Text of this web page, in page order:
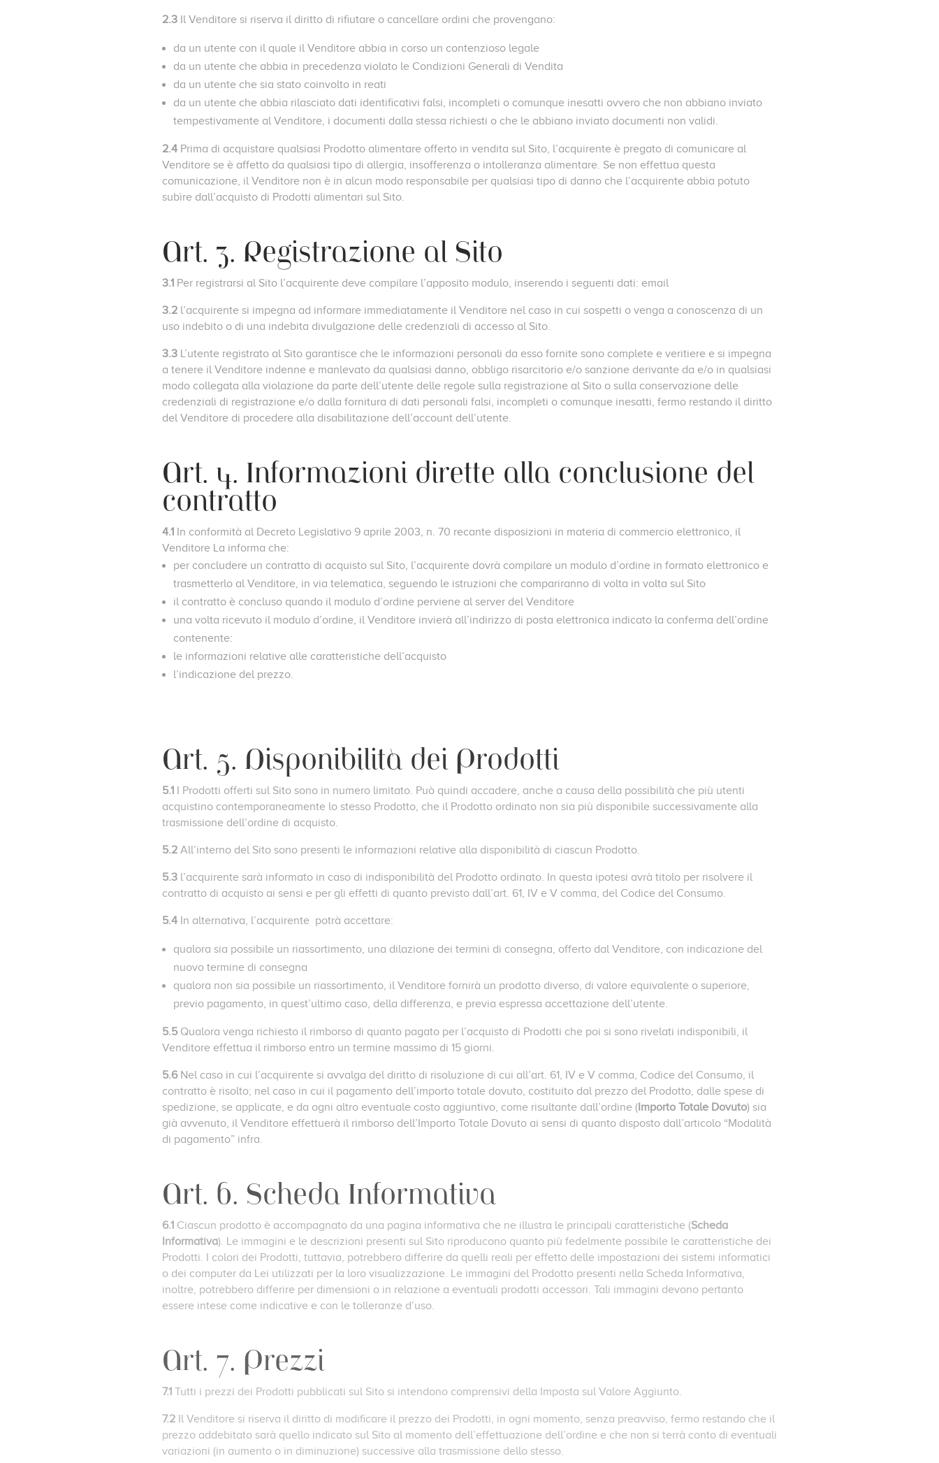
2.3 Il Venditore si riserva il diritto di rifiutare o cancellare ordini che provengano:
da un utente con il quale il Venditore abbia in corso un contenzioso legale
da un utente che abbia in precedenza violato le Condizioni Generali di Vendita
da un utente che sia stato coinvolto in reati
da un utente che abbia rilasciato dati identificativi falsi, incompleti o comunque inesatti ovvero che non abbiano inviato
tempestivamente al Venditore, i documenti dalla stessa richiesti o che le abbiano inviato documenti non validi.
2.4 Prima di acquistare qualsiasi Prodotto alimentare offerto in vendita sul Sito, l’acquirente è pregato di comunicare al
Venditore se è affetto da qualsiasi tipo di allergia, insofferenza o intolleranza alimentare. Se non effettua questa
comunicazione, il Venditore non è in alcun modo responsabile per qualsiasi tipo di danno che l’acquirente abbia potuto
subìre dall’acquisto di Prodotti alimentari sul Sito.
Art. 3. Registrazione al Sito
3.1 Per registrarsi al Sito l’acquirente deve compilare l’apposito modulo, inserendo i seguenti dati: email
3.2 l’acquirente si impegna ad informare immediatamente il Venditore nel caso in cui sospetti o venga a conoscenza di un
uso indebito o di una indebita divulgazione delle credenziali di accesso al Sito.
3.3 L’utente registrato al Sito garantisce che le informazioni personali da esso fornite sono complete e veritiere e si impegna
a tenere il Venditore indenne e manlevato da qualsiasi danno, obbligo risarcitorio e/o sanzione derivante da e/o in qualsiasi
modo collegata alla violazione da parte dell’utente delle regole sulla registrazione al Sito o sulla conservazione delle
credenziali di registrazione e/o dalla fornitura di dati personali falsi, incompleti o comunque inesatti, fermo restando il diritto
del Venditore di procedere alla disabilitazione dell’account dell’utente.
Art. 4. Informazioni dirette alla conclusione del
contratto
4.1 In conformità al Decreto Legislativo 9 aprile 2003, n. 70 recante disposizioni in materia di commercio elettronico, il
Venditore La informa che:
per concludere un contratto di acquisto sul Sito, l’acquirente dovrà compilare un modulo d’ordine in formato elettronico e
trasmetterlo al Venditore, in via telematica, seguendo le istruzioni che compariranno di volta in volta sul Sito
il contratto è concluso quando il modulo d’ordine perviene al server del Venditore
una volta ricevuto il modulo d’ordine, il Venditore invierà all’indirizzo di posta elettronica indicato la conferma dell’ordine
contenente:
le informazioni relative alle caratteristiche dell’acquisto
l’indicazione del prezzo.
Art. 5. Disponibilità dei Prodotti
5.1 I Prodotti offerti sul Sito sono in numero limitato. Può quindi accadere, anche a causa della possibilità che più utenti
acquistino contemporaneamente lo stesso Prodotto, che il Prodotto ordinato non sia più disponibile successivamente alla
trasmissione dell’ordine di acquisto.
5.2 All’interno del Sito sono presenti le informazioni relative alla disponibilità di ciascun Prodotto.
5.3 l’acquirente sarà informato in caso di indisponibilità del Prodotto ordinato. In questa ipotesi avrà titolo per risolvere il
contratto di acquisto ai sensi e per gli effetti di quanto previsto dall’art. 61, IV e V comma, del Codice del Consumo.
5.4 In alternativa, l’acquirente potrà accettare:
qualora sia possibile un riassortimento, una dilazione dei termini di consegna, offerto dal Venditore, con indicazione del
nuovo termine di consegna
qualora non sia possibile un riassortimento, il Venditore fornirà un prodotto diverso, di valore equivalente o superiore,
previo pagamento, in quest’ultimo caso, della differenza, e previa espressa accettazione dell’utente.
5.5 Qualora venga richiesto il rimborso di quanto pagato per l’acquisto di Prodotti che poi si sono rivelati indisponibili, il
Venditore effettua il rimborso entro un termine massimo di 15 giorni.
5.6 Nel caso in cui l’acquirente si avvalga del diritto di risoluzione di cui all’art. 61, IV e V comma, Codice del Consumo, il
contratto è risolto; nel caso in cui il pagamento dell’importo totale dovuto, costituito dal prezzo del Prodotto, dalle spese di
spedizione, se applicate, e da ogni altro eventuale costo aggiuntivo, come risultante dall’ordine (Importo Totale Dovuto) sia
già avvenuto, il Venditore effettuerà il rimborso dell’Importo Totale Dovuto ai sensi di quanto disposto dall’articolo “Modalità
di pagamento” infra.
Art. 6. Scheda Informativa
6.1 Ciascun prodotto è accompagnato da una pagina informativa che ne illustra le principali caratteristiche (Scheda
Informativa). Le immagini e le descrizioni presenti sul Sito riproducono quanto più fedelmente possibile le caratteristiche dei
Prodotti. I colori dei Prodotti, tuttavia, potrebbero differire da quelli reali per effetto delle impostazioni dei sistemi informatici
o dei computer da Lei utilizzati per la loro visualizzazione. Le immagini del Prodotto presenti nella Scheda Informativa,
inoltre, potrebbero differire per dimensioni o in relazione a eventuali prodotti accessori. Tali immagini devono pertanto
essere intese come indicative e con le tolleranze d’uso.
Art. 7. Prezzi
7.1 Tutti i prezzi dei Prodotti pubblicati sul Sito si intendono comprensivi della Imposta sul Valore Aggiunto.
7.2 Il Venditore si riserva il diritto di modificare il prezzo dei Prodotti, in ogni momento, senza preavviso, fermo restando che il
prezzo addebitato sarà quello indicato sul Sito al momento dell’effettuazione dell’ordine e che non si terrà conto di eventuali
variazioni (in aumento o in diminuzione) successive alla trasmissione dello stesso.